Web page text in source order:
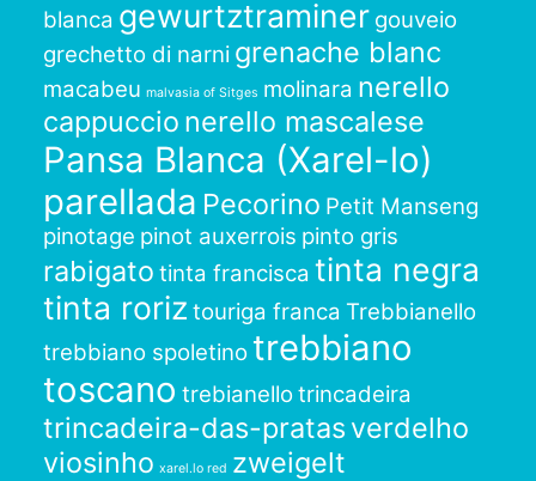
blanca gewurtztraminer gouveio
grechetto di narni grenache blanc
macabeu malvasia of Sitges molinara nerello
cappuccio nerello mascalese
Pansa Blanca (Xarel-lo)
parellada Pecorino Petit Manseng
pinotage pinot auxerrois pinto gris
rabigato tinta francisca tinta negra
tinta roriz touriga franca Trebbianello
trebbiano spoletino trebbiano
toscano trebianellotrincadeira
trincadeira-das-pratas verdelho
viosinho xarel.lo red zweigelt